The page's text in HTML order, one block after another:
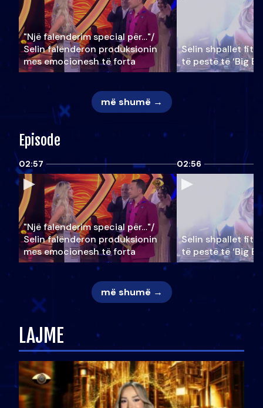
"Një falenderim special për…"/
Selin falënderon produksionin
mes emocionesh të forta
Selin shpallet
të pestë të ‘Big
më shumë →
Episode
02:57
"Një falenderim special për…"/
Selin falënderon produksionin
mes emocionesh të forta
02:56
Selin shpallet
të pestë të ‘Big
më shumë →
LAJME